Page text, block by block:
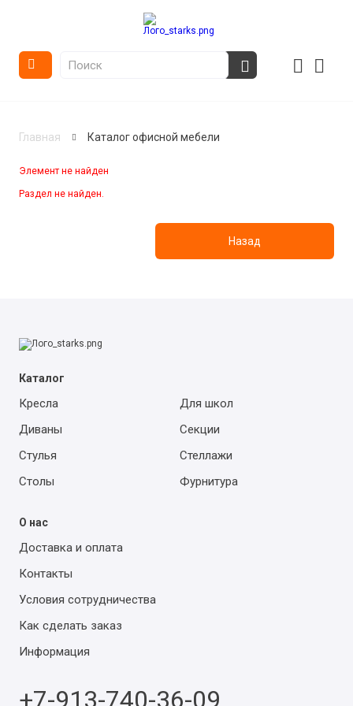
Главная Каталог офисной мебели
Элемент не найден
Раздел не найден.
Назад
Каталог
Кресла
Диваны
Стулья
Столы
Для школ
Секции
Стеллажи
Фурнитура
О нас
Доставка и оплата
Контакты
Условия сотрудничества
Как сделать заказ
Информация
+7-913-740-36-09